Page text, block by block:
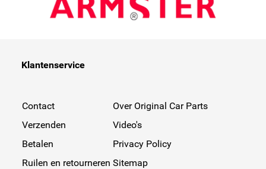
Klantenservice
Contact
Verzenden
Betalen
Ruilen en retourneren
Over Original Car Parts
Video's
Privacy Policy
Sitemap